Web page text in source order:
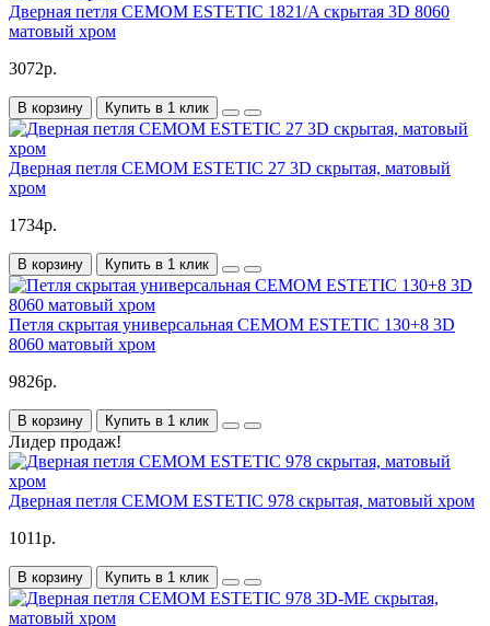
Дверная петля CEMOM ESTETIC 1821/A скрытая 3D 8060
матовый хром
3072р.
В корзину Купить в 1 клик
Дверная петля CEMOM ESTETIC 27 3D скрытая, матовый
хром
1734р.
В корзину Купить в 1 клик
Петля скрытая универсальная CEMOM ESTETIC 130+8 3D
8060 матовый хром
9826р.
В корзину Купить в 1 клик
Лидер продаж!
Дверная петля CEMOM ESTETIC 978 скрытая, матовый хром
1011р.
В корзину Купить в 1 клик